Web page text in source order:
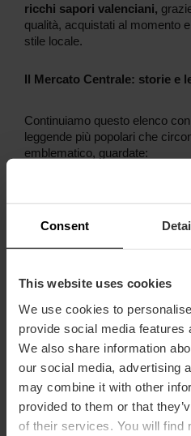
Consent
This website uses cookies
We use cookies to
provide social media features
We also share information
our social media, advertising
may combine it with other
provided to them or that
of their services. You will find
ricchi sapori valenciani,
qualità, acquistati al momento
stile locale.
Il Mercato Centrale: storie e
Continuiamo questo elenco
leggende più popolari che
emblematico, guardate:
Il fatto che il pappagallo di una
nome tutto suo: "Cotorra del
Secondo la leggenda, il
(Passero) de San Joan, il
Santos Juanes,
Questi personaggi sono
valenzani e in altre opere
perfetto contrasto tra il